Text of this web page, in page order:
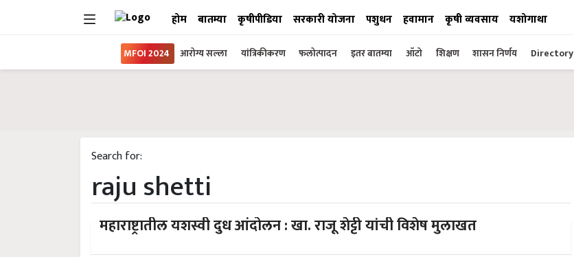
होम बातम्या कृषीपीडिया सरकारी योजना पशुधन हवामान कृषी व्यवसाय यशोगाथा
MFOI 2024 आरोग्य सल्ला यांत्रिकीकरण फलोत्पादन इतर बातम्या ऑटो शिक्षण शासन निर्णय Directory
Search for:
raju shetti
महाराष्ट्रातील यशस्वी दुध आंदोलन : खा. राजू शेट्टी यांची विशेष मुलाखत